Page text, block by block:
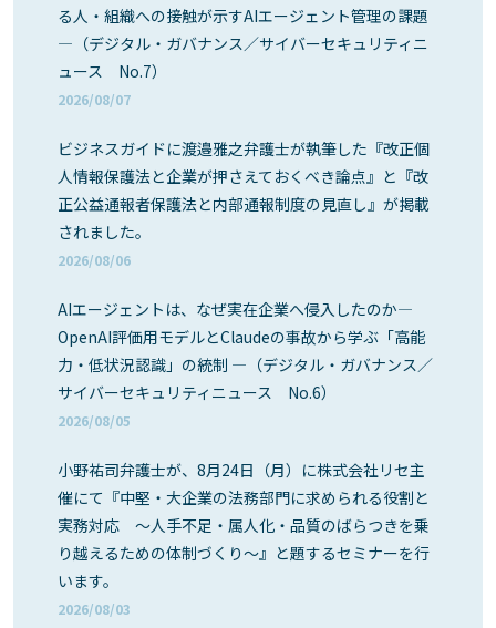
る人・組織への接触が示すAIエージェント管理の課題
―（デジタル・ガバナンス／サイバーセキュリティニ
ュース No.7）
2026/08/07
ビジネスガイドに渡邉雅之弁護士が執筆した『改正個
人情報保護法と企業が押さえておくべき論点』と『改
正公益通報者保護法と内部通報制度の見直し』が掲載
されました。
2026/08/06
AIエージェントは、なぜ実在企業へ侵入したのか―
OpenAI評価用モデルとClaudeの事故から学ぶ「高能
力・低状況認識」の統制 ―（デジタル・ガバナンス／
サイバーセキュリティニュース No.6）
2026/08/05
小野祐司弁護士が、8月24日（月）に株式会社リセ主
催にて『中堅・大企業の法務部門に求められる役割と
実務対応 ～人手不足・属人化・品質のばらつきを乗
り越えるための体制づくり～』と題するセミナーを行
います。
2026/08/03